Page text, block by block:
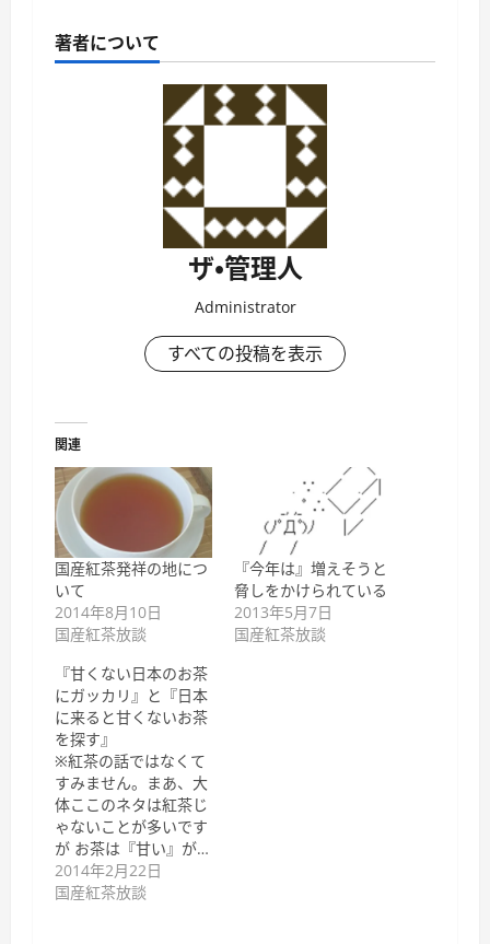
著者について
ザ・管理人
Administrator
すべての投稿を表示
関連
国産紅茶発祥の地につ
いて
2014年8月10日
国産紅茶放談
『今年は』増えそうと
脅しをかけられている
2013年5月7日
国産紅茶放談
『甘くない日本のお茶
にガッカリ』と『日本
に来ると甘くないお茶
を探す』
※紅茶の話ではなくて
すみません。まあ、大
体ここのネタは紅茶じ
ゃないことが多いです
が お茶は『甘い』が…
2014年2月22日
国産紅茶放談